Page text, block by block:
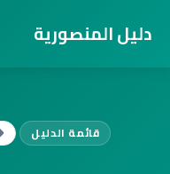
دليل المنصورية
قائمة الدليل